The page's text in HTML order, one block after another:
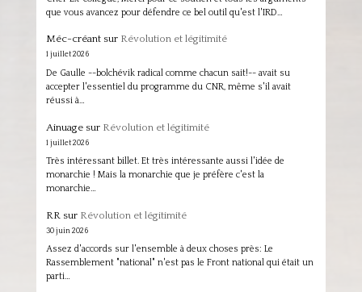
que vous avancez pour défendre ce bel outil qu'est l'IRD…
Méc-créantsur Révolution et légitimité
1 juillet 2026
De Gaulle --bolchévik radical comme chacun sait!-- avait su
accepter l'essentiel du programme du CNR, même s'il avait
réussi à…
Ainuagesur Révolution et légitimité
1 juillet 2026
Très intéressant billet. Et très intéressante aussi l'idée de
monarchie ! Mais la monarchie que je préfère c'est la
monarchie…
RR sur Révolution et légitimité
30 juin 2026
Assez d'accords sur l'ensemble à deux choses près: Le
Rassemblement "national" n'est pas le Front national qui était un
parti…